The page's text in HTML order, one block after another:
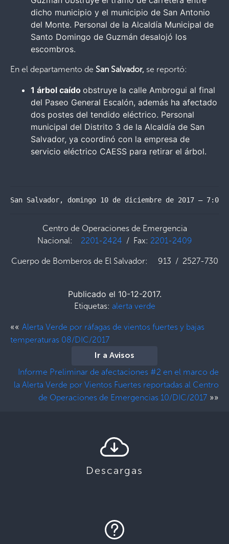
dicho municipio y el municipio de San Antonio
del Monte. Personal de la Alcaldía Municipal de
Santo Domingo de Guzmán desalojó los
escombros.
En el departamento de San Salvador, se reportó:
1 árbol caído obstruye la calle Ambrogui al final
del Paseo General Escalón, además ha afectado
dos postes del tendido eléctrico. Personal
municipal del Distrito 3 de la Alcaldía de San
Salvador, ya coordinó con la empresa de
servicio eléctrico CAESS para retirar el árbol.
San Salvador, domingo 10 de diciembre de 2017 – 7:00
Centro de Operaciones de Emergencia
Nacional: 2201-2424 / Fax: 2201-2409
Cuerpo de Bomberos de El Salvador: 913 / 2527-730
Publicado el 10-12-2017.
Etiquetas: alerta verde
«« Alerta Verde por ráfagas de vientos fuertes y bajas
temperaturas 08/DIC/2017
Ir a Avisos
Informe Preliminar de afectaciones #2 en el marco de
la Alerta Verde por Vientos Fuertes reportadas al Centro
de Operaciones de Emergencias 10/DIC/2017 »»
Descargas